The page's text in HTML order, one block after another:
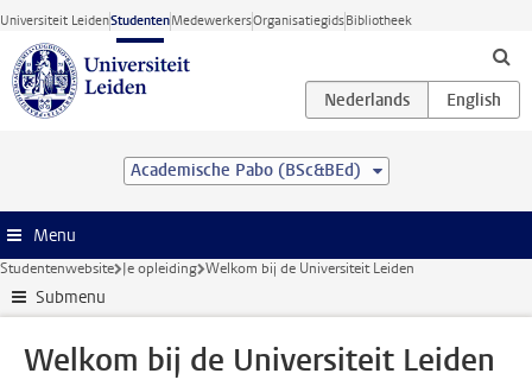
Ga direct naar de inhoud
Universiteit LeidenStudentenMedewerkersOrganisatiegidsBibliotheek
Academische Pabo (BSc&BEd)
Menu
Studentenwebsite Je opleiding Welkom bij de Universiteit Leiden
Submenu
Welkom bij de Universiteit Leiden